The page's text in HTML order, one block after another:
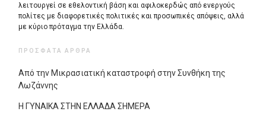
λειτουργεί σε εθελοντική βάση και αφιλοκερδώς από ενεργούς
πολίτες με διαφορετικές πολιτικές και προσωπικές απόψεις, αλλά
με κύριο πρόταγμα την Ελλάδα.
ΠΡΌΣΦΑΤΑ ΆΡΘΡΑ
Από την Μικρασιατική καταστροφή στην Συνθήκη της
Λωζάννης
Η ΓΥΝΑΙΚΑ ΣΤΗΝ ΕΛΛΑΔΑ ΣΗΜΕΡΑ